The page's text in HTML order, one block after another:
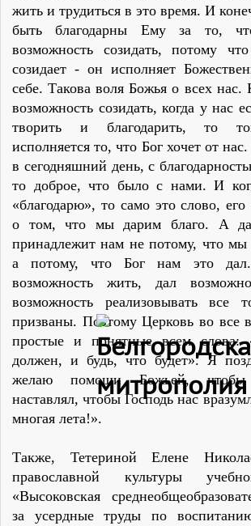
жить и трудиться в это время. И
быть благодарны Ему за то,
возможность созидать, потому
созидает - он исполняет
себе. Такова воля Божья о всех нас.
возможность созидать, когда у нас
творить и благодарить, то
исполняется то, что Бог хочет от
в сегодняшний день, с
то доброе, что было с нами. И
«благодарю», то само это слово, его
о том, что мы дарим благо. А
принадлежит нам не потому, что мы
а потому, что Бог нам это
возможность жить, дал
возможность реализовывать
призваны. Поэтому Церковь во все
простые и понятные всем слова:
должен, и будь, что будет». Я
желаю помощи Божьей, чтобы
наставлял, чтобы Господь нас
многая лета!».
Также, Тетериной Елене
православной культуры
«Высоковская
за усердные труды по